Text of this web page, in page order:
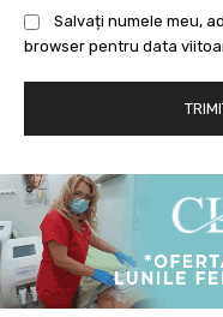
Salvați numele meu,
browser pentru data